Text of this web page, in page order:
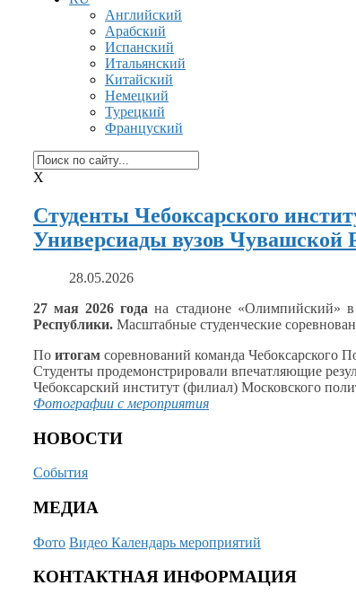
Английский
Арабский
Испанский
Итальянский
Китайский
Немецкий
Турецкий
Француский
X
Студенты Чебоксарского
Универсиады вузов Чувашской
28.05.2026
27 мая2026 года на стадионе«Олимпийский»
Республики. Масштабные студенческие
По итогам соревнований команда Чебоксарского
Студенты продемонстрировали впечатляющие
Чебоксарский институт (филиал) Московского
Фотографии с мероприятия
НОВОСТИ
События
МЕДИА
Фото Видео Календарь мероприятий
КОНТАКТНАЯ ИНФОРМАЦИЯ